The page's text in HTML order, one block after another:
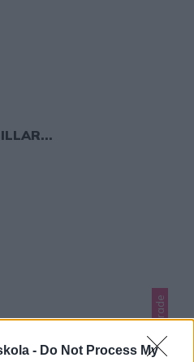
- Do Not Process My